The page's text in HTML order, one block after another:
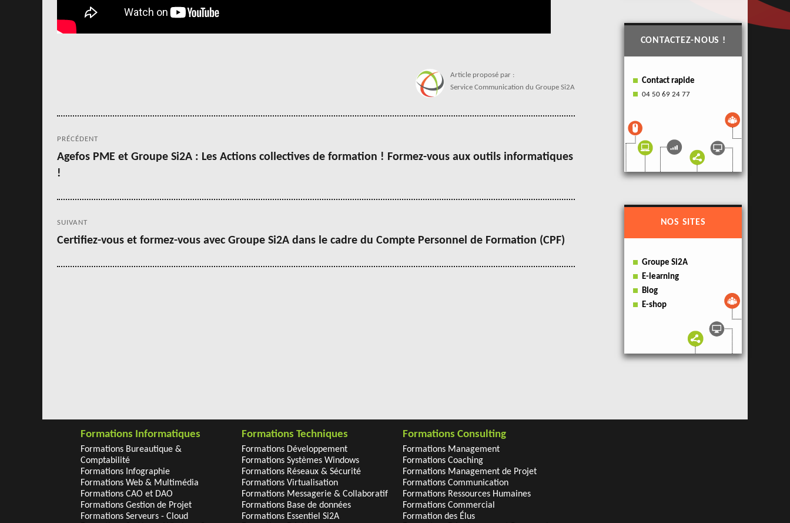
Article
proposé
Article proposé par :
Service Communication du Groupe Si2A
de
l’article
PRÉCÉDENT
Article
précédent :
Agefos PME et Groupe Si2A : Les Actions collectives de formation ! Formez-vous aux outils informatiques
!
SUIVANT
Article
Certifiez-vous et formez-vous avec Groupe Si2A dans le cadre du Compte Personnel de Formation (CPF)
CONTACTEZ-NOUS !
Contact rapide
04 50 69 24 77
NOS SITES
Groupe Si2A
E-learning
Blog
E-shop
Formations Informatiques
Formations Bureautique &
Comptabilité
Formations Infographie
Formations Web & Multimédia
Formations CAO et DAO
Formations Gestion de Projet
Formations Serveurs - Cloud
Formations Techniques
Formations Développement
Formations Systèmes Windows
Formations Réseaux & Sécurité
Formations Virtualisation
Formations Messagerie & Collaboratif
Formations Base de données
Formations Essentiel Si2A
Formations Consulting
Formations Management
Formations Coaching
Formations Management de Projet
Formations Communication
Formations Ressources Humaines
Formations Commercial
Formation des Élus